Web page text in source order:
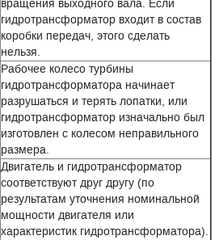
вращения выходного вала. Если
гидротрансформатор входит в состав
коробки передач, этого сделать
нельзя.
Рабочее колесо турбины
гидротрансформатора начинает
разрушаться и терять лопатки, или
гидротрансформатор изначально был
изготовлен с колесом неправильного
размера.
Двигатель и гидротрансформатор
соответствуют друг другу (по
результатам уточнения номинальной
мощности двигателя или
характеристик гидротрансформатора).